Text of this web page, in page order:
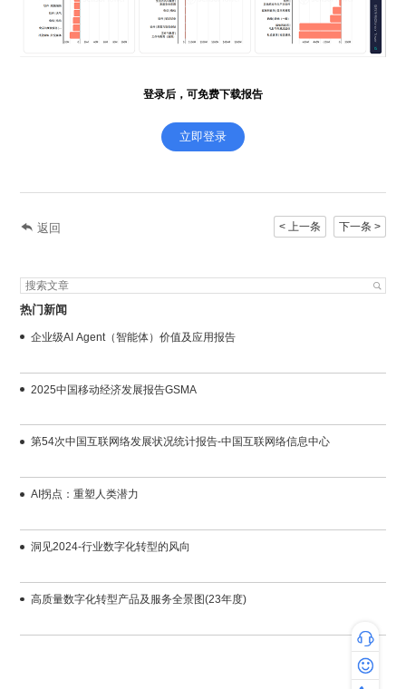
热门新闻
企业级AI Agent（智能体）价值及应用报告
2025中国移动经济发展报告GSMA
第54次中国互联网络发展状况统计报告-中国互联网络信息中心
AI拐点：重塑人类潜力
洞见2024-行业数字化转型的风向
高质量数字化转型产品及服务全景图(23年度)
登录后，可免费下载报告
立即登录
返回 < 上一条 下一条 >
专家咨询
热线咨